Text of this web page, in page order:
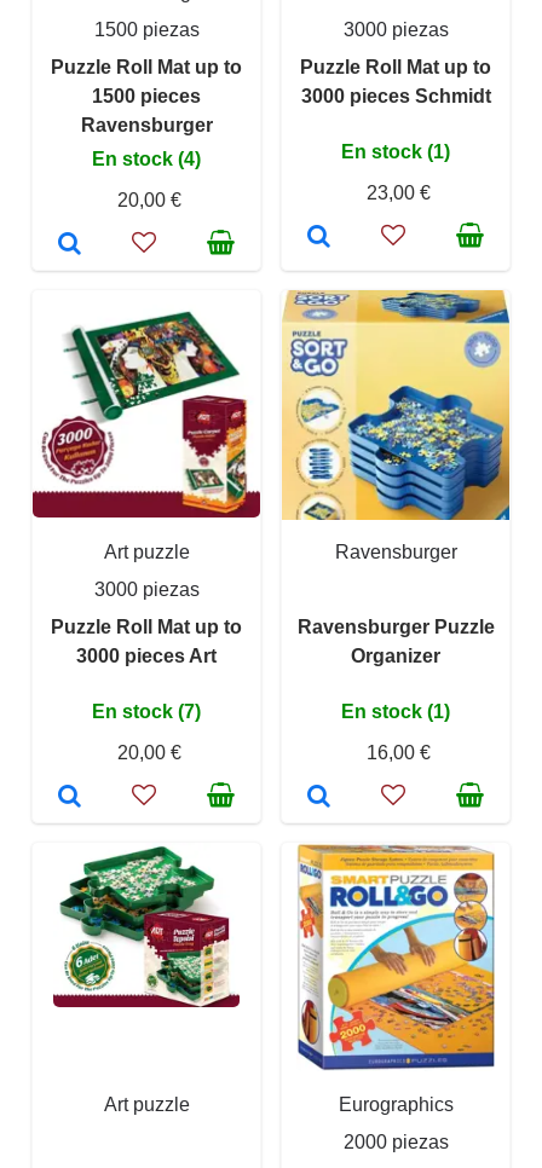
1500 piezas
Puzzle Roll Mat up to
1500 pieces
Ravensburger
En stock (4)
20,00 €
3000 piezas
Puzzle Roll Mat up to
3000 pieces Schmidt
En stock (1)
23,00 €
Art puzzle
3000 piezas
Puzzle Roll Mat up to
3000 pieces Art
En stock (7)
20,00 €
Ravensburger
Ravensburger Puzzle
Organizer
En stock (1)
16,00 €
Art puzzle
Eurographics
2000 piezas